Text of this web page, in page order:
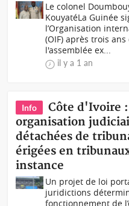
Le colonel
KouyatéLa Guinée
l’Organisation
(OIF) après trois
l'assemblée ex...
il y a 1 an
Info
Côte d'Ivoire
organisation
détachées de
érigées en
instance
Un projet de loi
juridictions
fonctionnement de